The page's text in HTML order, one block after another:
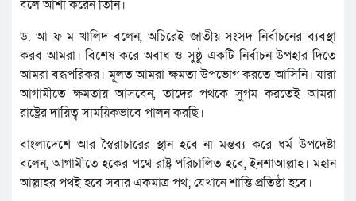
বলে আশা করেন তিনি।
ড. আ ফ ম খালিদ বলেন, অচিরেই জাতীয় সংসদ নির্বাচনের ব্যবস্থা
করব আমরা। বিশেষ করে অবাধ ও সুষ্ঠু একটি নির্বাচন উপহার দিতে
আমরা বদ্ধপরিকর। মূলত আমরা ক্ষমতা উপভোগ করতে আসিনি। যারা
আগামীতে ক্ষমতায় আসবেন, তাদের পথকে সুগম করতেই আমরা
রাষ্ট্রের দায়িত্ব সাময়িকভাবে পালন করছি।
বাংলাদেশে আর স্বৈরাচারের স্থান হবে না মন্তব্য করে ধর্ম উপদেষ্টা
বলেন, আগামীতে হকের পথে রাষ্ট্র পরিচালিত হবে, ইনশাআল্লাহ। মহান
আল্লাহর পথই হবে সবার একমাত্র পথ; যেখানে শান্তি প্রতিষ্ঠা হবে।